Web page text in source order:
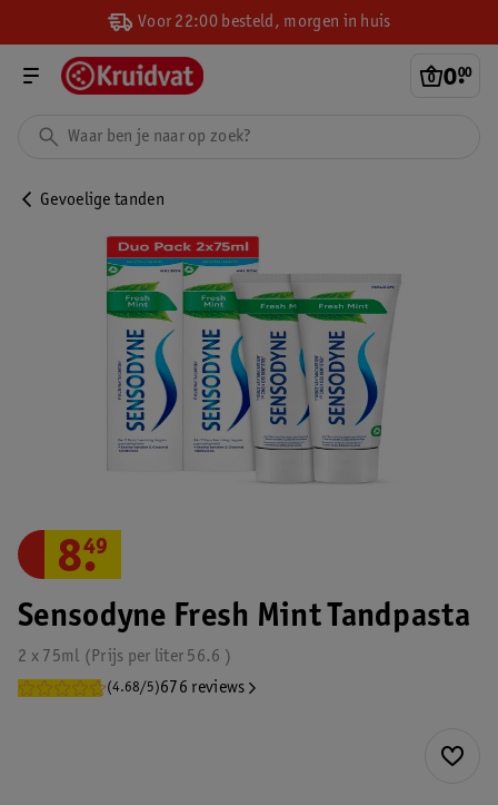
Voor 22:00 besteld, morgen in huis
0.
00
Gevoelige tanden
Sensodyne Fresh Mint Tandpasta
2 x 75ml 56.6
Prijs per liter
(4.68/5)676 reviews
8.
49